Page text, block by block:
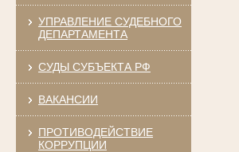
УПРАВЛЕНИЕ СУДЕБНОГО
ДЕПАРТАМЕНТА
СУДЫ СУБЪЕКТА РФ
ВАКАНСИИ
ПРОТИВОДЕЙСТВИЕ
КОРРУПЦИИ